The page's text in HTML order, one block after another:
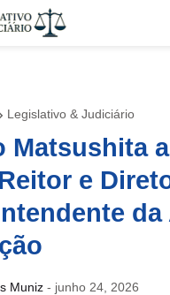
Legislativo & Judiciário
Matsushita
e
da
Muniz - junho 24, 2026